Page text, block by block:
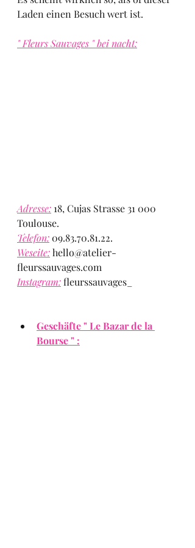
Laden einen Besuch wert ist.
" Fleurs Sauvages " bei nacht:
Adresse: 18, Cujas Strasse 31 000
Toulouse.
Telefon: 09.83.70.81.22.
Weseite:hello@atelier-
fleurssauvages.com
Instagram: fleurssauvages_
Geschäfte " Le Bazar de la
Bourse " :